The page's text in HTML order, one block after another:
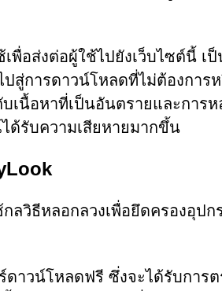
พื่อส่งต่อผู้ใช้ไปยังเว็บไซต์นี้ เ
สู่การดาวน์โหลดที่ไม่ต้องการห
เนื้อหาที่เป็นอันตรายและการห
ด้รับความเสียหายมากขึ้น
กลวิธีหลอกลวงเพื่อยึดครองอุป
ดาวน์โหลดฟรี ซึ่งจะได้รับการ